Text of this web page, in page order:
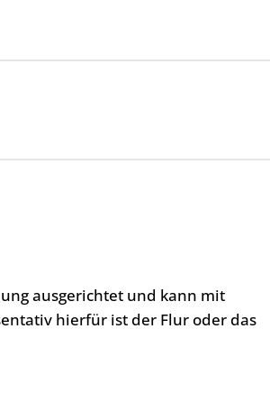
ausgerichtet und kann mit
hierfür ist der Flur oder das